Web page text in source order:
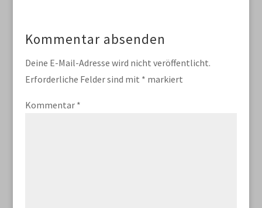
Kommentar absenden
Deine E-Mail-Adresse wird nicht veröffentlicht.
Erforderliche Felder sind mit * markiert
Kommentar *